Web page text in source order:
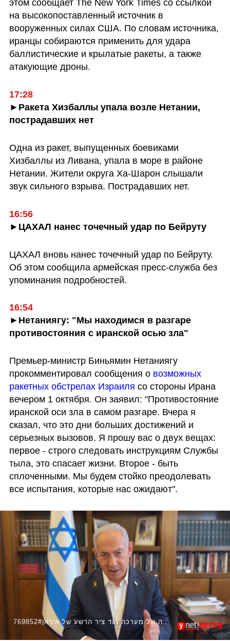
этом сообщает The New York Times со ссылкой
на высокопоставленный источник в
вооруженных силах США. По словам источника,
иранцы собираются применить для удара
баллистические и крылатые ракеты, а также
атакующие дроны.
17:28
►Ракета Хизбаллы упала возле Нетании,
пострадавших нет
Одна из ракет, выпущенных боевиками
Хизбаллы из Ливана, упала в море в районе
Нетании. Жители округа Ха-Шарон слышали
звук сильного взрыва. Пострадавших нет.
16:56
►ЦАХАЛ нанес точечный удар по Бейруту
ЦАХАЛ вновь нанес точечный удар по Бейруту.
Об этом сообщила армейская пресс-служба без
упоминания подробностей.
16:54
►Нетаниягу: "Мы находимся в разгаре
противостояния с иранской осью зла"
Премьер-министр Биньямин Нетаниягу
прокомментировал сообщения о возможных
ракетных обстрелах Израиля со стороны Ирана
вечером 1 октября. Он заявил: "Противостояние
иранской оси зла в самом разгаре. Вчера я
сказал, что это дни больших достижений и
серьезных вызовов. Я прошу вас о двух вещах:
первое - строго следовать инструкциям Службы
тыла, это спасает жизни. Второе - быть
сплоченными. Мы будем стойко преодолевать
все испытания, которые нас ожидают".
769852#נתניהו: "אנחנו בעיצומה של מערכה נגד ציר הרשע של איראן"